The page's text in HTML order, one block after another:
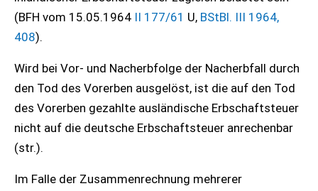
(BFH vom 15.05.1964 II 177/61 U, BStBl. III 1964,
408).
Wird bei Vor- und Nacherbfolge der Nacherbfall durch
den Tod des Vorerben ausgelöst, ist die auf den Tod
des Vorerben gezahlte ausländische Erbschaftsteuer
nicht auf die deutsche Erbschaftsteuer anrechenbar
(str.).
Im Falle der Zusammenrechnung mehrerer